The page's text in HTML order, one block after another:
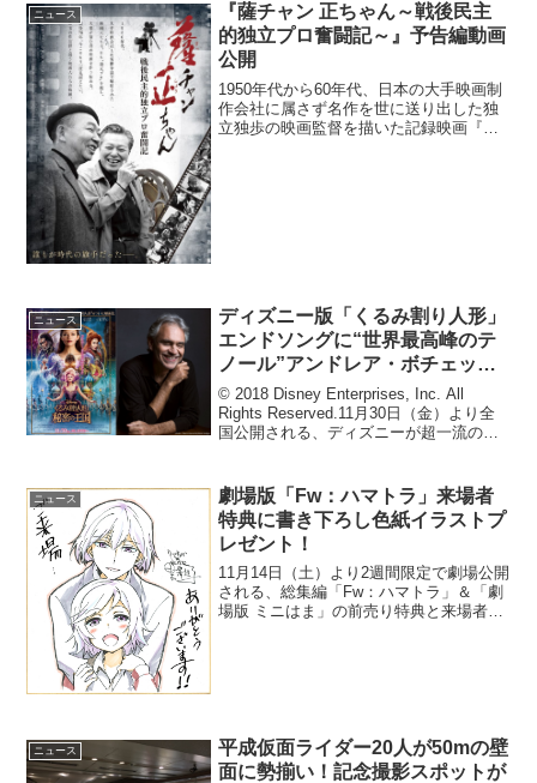
ニュース
『薩チャン 正ちゃん～戦後民主
的独立プロ奮闘記～』予告編動画
公開
1950年代から60年代、日本の大手映画制
作会社に属さず名作を世に送り出した独
立独歩の映画監督を描いた記録映画『薩
ニュース
ディズニー版「くるみ割り人形」
エンドソングに“世界最高峰のテ
ノール”アンドレア・ボチェッリ
起用決定！
© 2018 Disney Enterprises, Inc. All
Rights Reserved.11月30日（金）より全
国公開される、ディズニーが超一流のス
グに...
ニュース
劇場版「Fw：ハマトラ」来場者
特典に書き下ろし色紙イラストプ
レゼント！
11月14日（土）より2週間限定で劇場公開
される、総集編「Fw：ハマトラ」＆「劇
場版 ミニはま」の前売り特典と来場者特
ニュース
平成仮面ライダー20人が50mの壁
面に勢揃い！記念撮影スポットが